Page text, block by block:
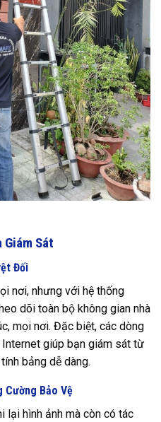
Sát
Đối
nơi, nhưng với hệ thống
dõi toàn bộ không gian nhà
mọi nơi. Đặc biệt, các dòng
giúp bạn giám sát từ
bảng dễ dàng.
Cường Bảo Vệ
lại hình ảnh mà còn có tác